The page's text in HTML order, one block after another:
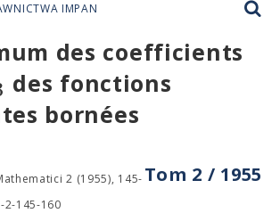
IMPAN
des coefficients
des fonctions
bornées
Tom 2 / 1955
2 (1955), 145-
2-145-160